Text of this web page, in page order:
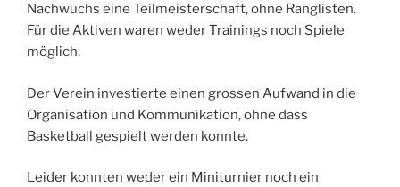
Nachwuchs eine Teilmeisterschaft, ohne Ranglisten.
Für die Aktiven waren weder Trainings noch Spiele
möglich.
Der Verein investierte einen grossen Aufwand in die
Organisation und Kommunikation, ohne dass
Basketball gespielt werden konnte.
Leider konnten weder ein Miniturnier noch ein